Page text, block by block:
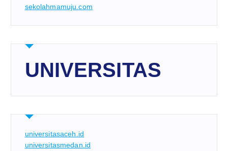
sekolahmamuju.com
UNIVERSITAS
universitasaceh.id
universitasmedan.id